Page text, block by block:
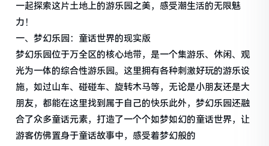
一起探索这片土地上的游乐园之美，感受潮生活的无限魅
力！
一、梦幻乐园：童话世界的现实版
梦幻乐园位于万全区的核心地带，是一个集游乐、休闲、观
光为一体的综合性游乐园。这里拥有各种刺激好玩的游乐设
施，如过山车、碰碰车、旋转木马等，无论是小朋友还是大
朋友，都能在这里找到属于自己的快乐此外，梦幻乐园还融
合了众多童话元素，打造了一个个如梦如幻的童话世界，让
游客仿佛置身于童话故事中，感受着梦幻般的